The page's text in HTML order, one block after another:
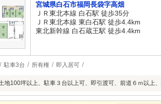
宮城県白石市福岡長袋字高畑
ＪＲ東北本線 白石駅 徒歩35分
ＪＲ東北本線 東白石駅 徒歩4.4km
東北新幹線 白石蔵王駅 徒歩4.4km
駐車3台 所有権 即入居可
地100坪以上、駐車３台以上可、即引渡可、前道６ｍ以上